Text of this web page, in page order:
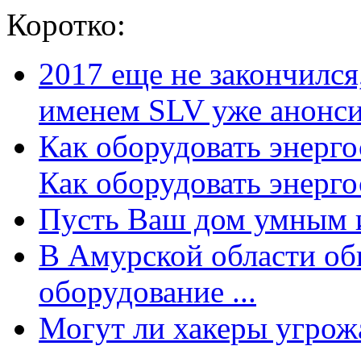
Коротко:
2017 еще не
именем SLV уже
Как оборудовать
Как оборудовать
Пусть Ваш дом умным
В Амурской области
оборудование ...
Могут ли хакеры